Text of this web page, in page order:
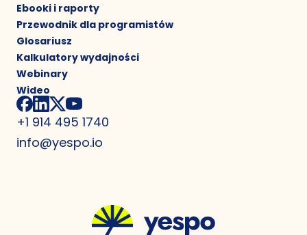
Ebooki i raporty
Przewodnik dla programistów
Glosariusz
Kalkulatory wydajności
Webinary
Wideo
+1 914 495 1740
info@yespo.io